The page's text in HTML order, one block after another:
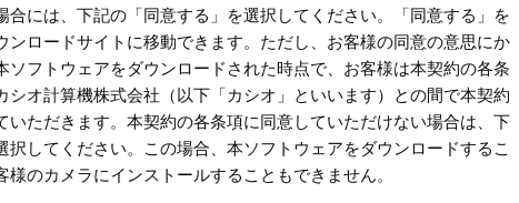
合には、下記の「同意する」を選択してください。「同意する」を
ンロードサイトに移動できます。ただし、お客様の同意の意思にか
ソフトウェアをダウンロードされた時点で、お客様は本契約の各条
シオ計算機株式会社（以下「カシオ」といいます）との間で本契約
いただきます。本契約の各条項に同意していただけない場合は、下
択してください。この場合、本ソフトウェアをダウンロードするこ
のカメラにインストールすることもできません。